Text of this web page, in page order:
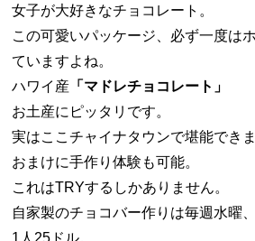
女子が大好きなチョコレート。
この可愛いパッケージ、必ず一度は
ていますよね。
ハワイ産 「マドレチョコレート」
お土産にピッタリです。
実はここチャイナタウンで堪能できま
おまけに手作り体験も可能。
これはTRYするしかありません。
自家製のチョコバー作りは毎週水曜
1人25ドル。